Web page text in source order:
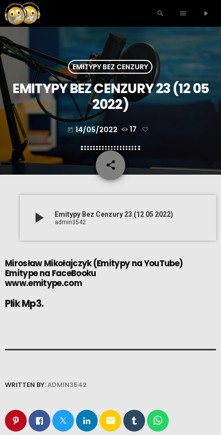
search menu play_arrow
EMITYPY BEZ CENZURY
EMITYPY BEZ CENZURY 23 (12 05
2022)
today 14/05/2022 17
share
email
play_arrow Emitypy Bez Cenzury 23 (12 05 2022)
admin3542
Mirosław Mikołajczyk(Emitypy na YouTube)
Emitype na FaceBooku
www.emitype.com
Plik Mp3.
WRITTEN BY:ADMIN3542
email